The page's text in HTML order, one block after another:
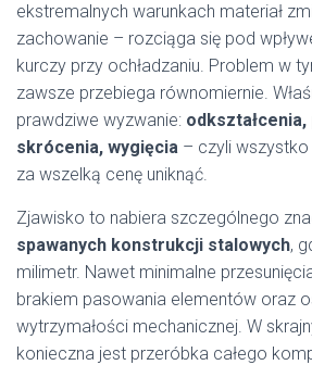
ekstremalnych warunkach materiał
zachowanie – rozciąga się pod
kurczy przy ochładzaniu. Problem w
zawsze przebiega równomiernie.
prawdziwe wyzwanie: odkształcenia,
skrócenia, wygięcia – czyli
za wszelką cenę uniknąć.
Zjawisko to nabiera szczególnego
spawanych konstrukcji stalowych,
milimetr. Nawet minimalne
brakiem pasowania elementów oraz
wytrzymałości mechanicznej. W
konieczna jest przeróbka całego